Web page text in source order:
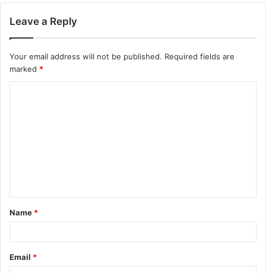
Leave a Reply
Your email address will not be published. Required fields are
marked *
Name *
Email *